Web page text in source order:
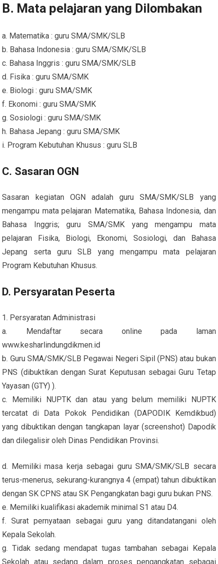
B. Mata pelajaran yang Dilombakan
a. Matematika : guru SMA/SMK/SLB
b. Bahasa Indonesia : guru SMA/SMK/SLB
c. Bahasa Inggris : guru SMA/SMK/SLB
d. Fisika : guru SMA/SMK
e. Biologi : guru SMA/SMK
f. Ekonomi : guru SMA/SMK
g. Sosiologi : guru SMA/SMK
h. Bahasa Jepang : guru SMA/SMK
i. Program Kebutuhan Khusus : guru SLB
C. Sasaran OGN
Sasaran kegiatan OGN adalah guru SMA/SMK/SLB yang
mengampu mata pelajaran Matematika, Bahasa Indonesia, dan
Bahasa Inggris; guru SMA/SMK yang mengampu mata
pelajaran Fisika, Biologi, Ekonomi, Sosiologi, dan Bahasa
Jepang serta guru SLB yang mengampu mata pelajaran
Program Kebutuhan Khusus.
D. Persyaratan Peserta
1. Persyaratan Administrasi
a. Mendaftar secara online pada laman
www.kesharlindungdikmen.id
b. Guru SMA/SMK/SLB Pegawai Negeri Sipil (PNS) atau bukan
PNS (dibuktikan dengan Surat Keputusan sebagai Guru Tetap
Yayasan (GTY) ).
c. Memiliki NUPTK dan atau yang belum memiliki NUPTK
tercatat di Data Pokok Pendidikan (DAPODIK Kemdikbud)
yang dibuktikan dengan tangkapan layar (screenshot) Dapodik
dan dilegalisir oleh Dinas Pendidikan Provinsi.
d. Memiliki masa kerja sebagai guru SMA/SMK/SLB secara
terus-menerus, sekurang-kurangnya 4 (empat) tahun dibuktikan
dengan SK CPNS atau SK Pengangkatan bagi guru bukan PNS.
e. Memiliki kualifikasi akademik minimal S1 atau D4.
f. Surat pernyataan sebagai guru yang ditandatangani oleh
Kepala Sekolah.
g. Tidak sedang mendapat tugas tambahan sebagai Kepala
Sekolah atau sedang dalam proses pengangkatan sebagai